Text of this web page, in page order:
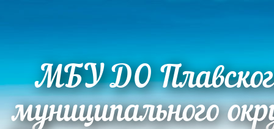
МБУ ДО
муниципального